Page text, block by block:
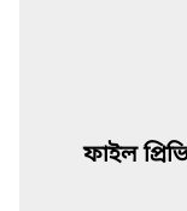
ফাইল